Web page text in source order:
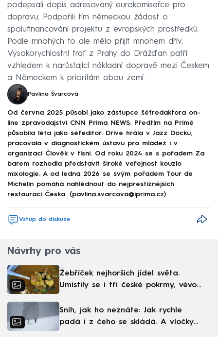
podepsali dopis adresovaný eurokomisařce pro
dopravu. Podpořili tím německou žádost o
spolufinancování projektu z evropských prostředků.
Podle mnohých to ale mělo přijít mnohem dřív.
Vysokorychlostní trať z Prahy do Drážďan patří
vzhledem k narůstající nákladní dopravě mezi Českem
a Německem k prioritám obou zemí.
Pavlína Švarcová
Od června 2025 působí jako zástupce šéfredaktora on-
line zpravodajství CNN Prima NEWS. Předtím na Primě
působila léta jako šéfeditor. Dříve hrála v Jazz Docku,
pracovala v diagnostickém ústavu pro mládež i v
organizaci Člověk v tísni. Od roku 2024 se s pořadem Za
barem rozhodla představit široké veřejnost kouzlo
mixologie. A od ledna 2026 se svým pořadem Tour de
Michelin pomáhá nahlédnout do nejprestižnějších
restaurací Česka. (pavlina.svarcova@iprima.cz)
Vstup do diskuze
Návrhy pro vás
Žebříček nejhorších jídel světa.
Umístily se i tři české pokrmy, vévodí
Sníh, jak ho neznáte: Jak rychle
padá i z čeho se skládá. A vločky